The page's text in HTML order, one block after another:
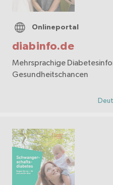
diabinfo.de
Onlineportal
Mehrsprachige
Gesundheitschancen